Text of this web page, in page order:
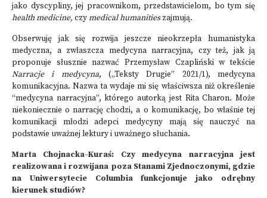
jako dyscypliny, jej pracownikom, przedstawicielom, bo tym się
health medicine, czymedical humanitieszajmują.
Obserwuję jak się rozwija jeszcze nieokrzepła humanistyka
medyczna, a zwłaszcza medycyna narracyjna, czy też, jak ją
proponuje słusznie nazwać Przemysław Czapliński w tekście
Narracje i medycyna, („Teksty Drugie” 2021/1), medycyna
komunikacyjna. Nazwa ta wydaje mi się właściwsza niż określenie
“medycyna narracyjna”, którego autorką jest Rita Charon. Może
niekoniecznie o narrację chodzi, a o komunikację, bo właśnie tej
komunikacji młodzi adepci medycyny mają się nauczyć na
podstawie uważnej lektury i uważnego słuchania.
Marta Chojnacka-Kuraś: Czy medycyna narracyjna jest
realizowana i rozwijana poza Stanami Zjednoczonymi, gdzie
na Uniwersytecie Columbia funkcjonuje jako odrębny
kierunek studiów?